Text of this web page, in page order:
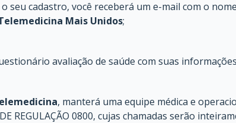
seu cadastro, você receberá um e-mail com o
Mais Unidos;
avaliação de saúde com suas
, manterá uma equipe médica e
REGULAÇÃO 0800, cujas chamadas serão